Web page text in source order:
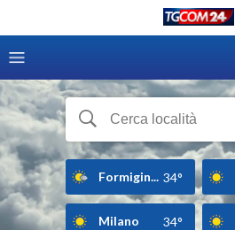
Formigin... 34°
Milano 34°